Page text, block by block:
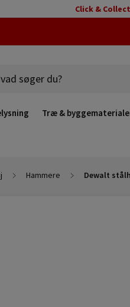
Click &
Træ &
Hammere Dewalt